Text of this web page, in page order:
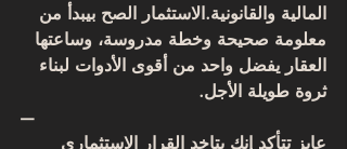
المالية والقانونية.الاستثمار الصح بيبدأ من
معلومة صحيحة وخطة مدروسة، وساعتها
العقار يفضل واحد من أقوى الأدوات لبناء
ثروة طويلة الأجل.
—
عايز تتأكد إنك بتاخد القرار الاستثماري